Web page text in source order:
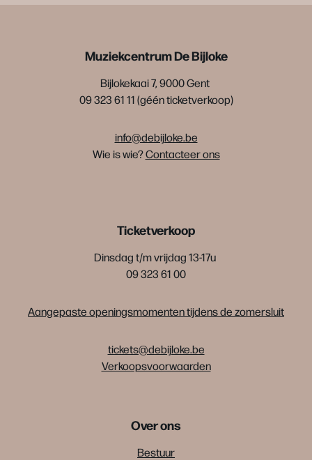
Muziekcentrum De Bijloke
Bijlokekaai 7, 9000 Gent
09 323 61 11 (géén ticketverkoop)
info@debijloke.be
Wie is wie?Contacteer ons
Ticketverkoop
Dinsdag t/m vrijdag 13-17u
09 323 61 00
Aangepaste openingsmomenten tijdens de zomersluit
tickets@debijloke.be
Verkoopsvoorwaarden
Over ons
Bestuur